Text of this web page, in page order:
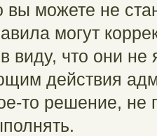
вы можете не
могут
виду, что они
действия
то решение, не